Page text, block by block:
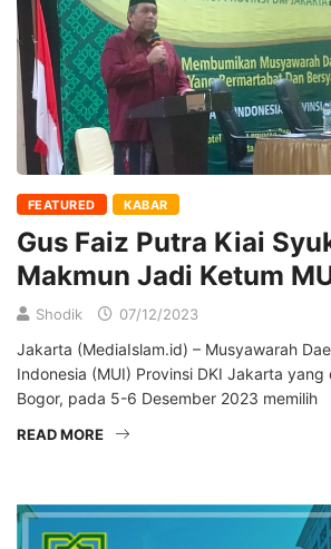
FEATURED KABAR
Gus Faiz Putra Kiai
Makmun Jadi Ketum
Shodik 07/12/2023
Jakarta (MediaIslam.id) – Musyawarah
Indonesia (MUI) Provinsi DKI Jakarta
Bogor, pada 5-6 Desember 2023 memilih
READ MORE